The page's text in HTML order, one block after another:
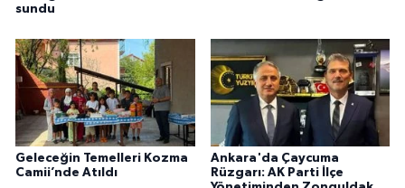
sundu
Geleceğin Temelleri Kozma
Camii’nde Atıldı
Ankara'da Çaycuma
Rüzgarı: AK Parti İlçe